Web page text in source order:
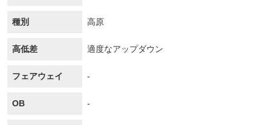
種別 高原
高低差 適度なアップダウン
フェアウェイ -
OB -